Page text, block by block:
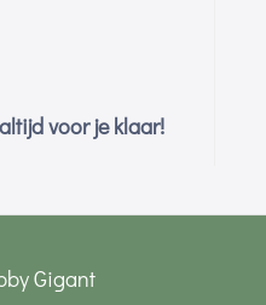
voor je klaar!
Gigant